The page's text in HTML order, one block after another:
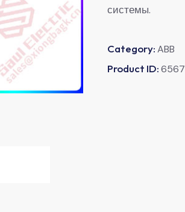
системы.
Category:ABB
Product ID:6567